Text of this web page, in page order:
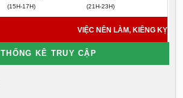
(15H-17H)
(21H-23H)
VIỆC NÊN LÀM, KIÊNG KỴ
THỐNG KÊ TRUY CẬP